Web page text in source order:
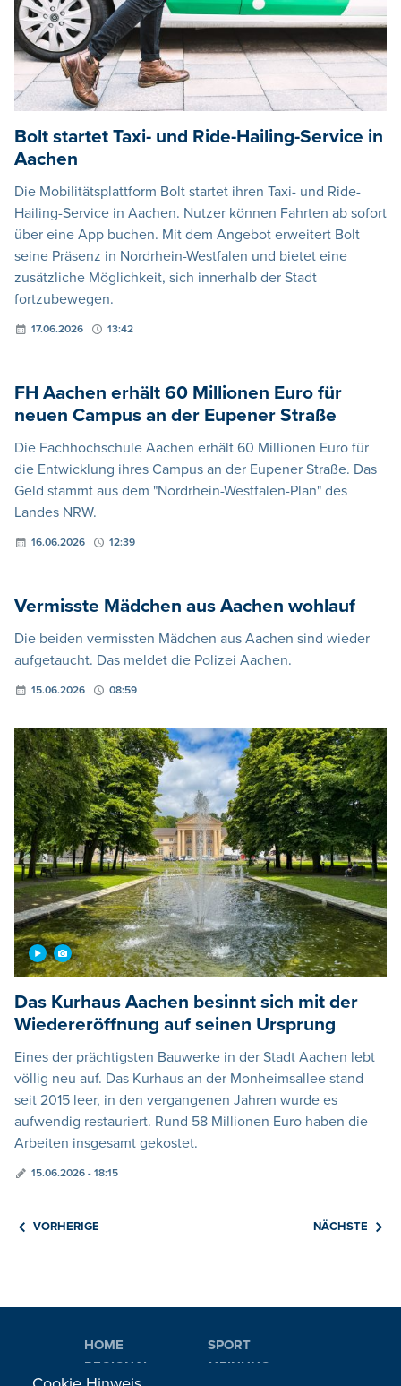
Bolt startet Taxi- und Ride-Hailing-Service in
Aachen
Die Mobilitätsplattform Bolt startet ihren Taxi- und Ride-
Hailing-Service in Aachen. Nutzer können Fahrten ab sofort
über eine App buchen. Mit dem Angebot erweitert Bolt
seine Präsenz in Nordrhein-Westfalen und bietet eine
zusätzliche Möglichkeit, sich innerhalb der Stadt
fortzubewegen.
17.06.2026 13:42
FH Aachen erhält 60 Millionen Euro für
neuen Campus an der Eupener Straße
Die Fachhochschule Aachen erhält 60 Millionen Euro für
die Entwicklung ihres Campus an der Eupener Straße. Das
Geld stammt aus dem "Nordrhein-Westfalen-Plan" des
Landes NRW.
16.06.2026 12:39
Vermisste Mädchen aus Aachen wohlauf
Die beiden vermissten Mädchen aus Aachen sind wieder
aufgetaucht. Das meldet die Polizei Aachen.
15.06.2026 08:59
Das Kurhaus Aachen besinnt sich mit der
Wiedereröffnung auf seinen Ursprung
Eines der prächtigsten Bauwerke in der Stadt Aachen lebt
völlig neu auf. Das Kurhaus an der Monheimsallee stand
seit 2015 leer, in den vergangenen Jahren wurde es
aufwendig restauriert. Rund 58 Millionen Euro haben die
Arbeiten insgesamt gekostet.
15.06.2026 - 18:15
VORHERIGE NÄCHSTE
HOME
REGIONAL
SPORT
MEINUNG